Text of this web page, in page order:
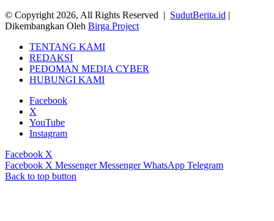
© Copyright 2026, All Rights Reserved | SudutBerita.id |
Dikembangkan Oleh Birga Project
TENTANG KAMI
REDAKSI
PEDOMAN MEDIA CYBER
HUBUNGI KAMI
Facebook
X
YouTube
Instagram
Facebook X
Facebook X Messenger Messenger WhatsApp Telegram
Back to top button